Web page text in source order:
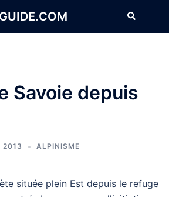
le
Savoie depuis
2013 ALPINISME
située plein Est depuis le refuge